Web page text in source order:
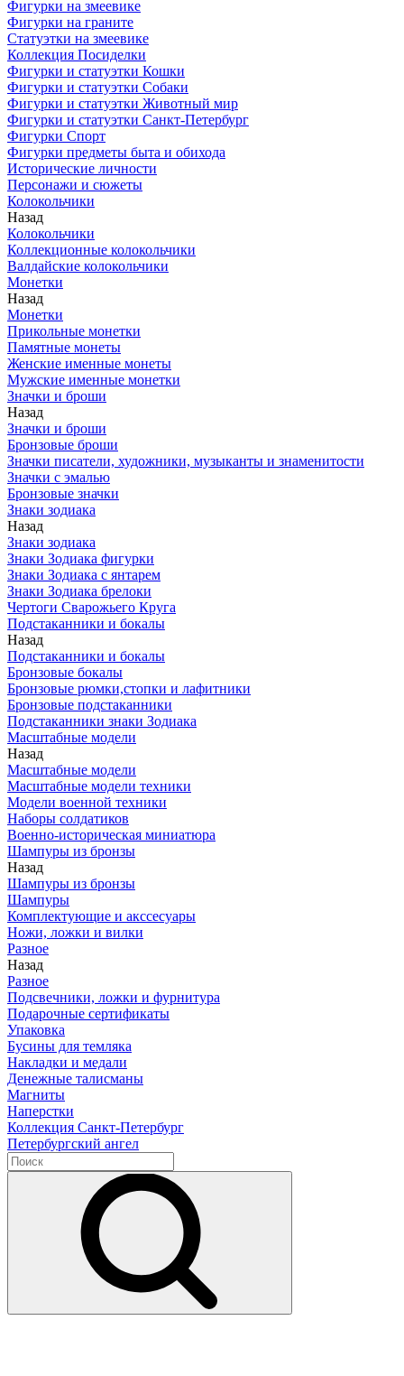
Фигурки на змеевике
Фигурки на граните
Статуэтки на змеевике
Коллекция Посиделки
Фигурки и статуэтки Кошки
Фигурки и статуэтки Собаки
Фигурки и статуэтки Животный мир
Фигурки и статуэтки Санкт-Петербург
Фигурки Спорт
Фигурки предметы быта и обихода
Исторические личности
Персонажи и сюжеты
Колокольчики
Назад
Колокольчики
Коллекционные колокольчики
Валдайские колокольчики
Монетки
Назад
Монетки
Прикольные монетки
Памятные монеты
Женские именные монеты
Мужские именные монетки
Значки и броши
Назад
Значки и броши
Бронзовые броши
Значки писатели, художники, музыканты и знаменитости
Значки с эмалью
Бронзовые значки
Знаки зодиака
Назад
Знаки зодиака
Знаки Зодиака фигурки
Знаки Зодиака с янтарем
Знаки Зодиака брелоки
Чертоги Сварожьего Круга
Подстаканники и бокалы
Назад
Подстаканники и бокалы
Бронзовые бокалы
Бронзовые рюмки,стопки и лафитники
Бронзовые подстаканники
Подстаканники знаки Зодиака
Масштабные модели
Назад
Масштабные модели
Масштабные модели техники
Модели военной техники
Наборы солдатиков
Военно-историческая миниатюра
Шампуры из бронзы
Назад
Шампуры из бронзы
Шампуры
Комплектующие и акссесуары
Ножи, ложки и вилки
Разное
Назад
Разное
Подсвечники, ложки и фурнитура
Подарочные сертификаты
Упаковка
Бусины для темляка
Накладки и медали
Денежные талисманы
Магниты
Наперстки
Коллекция Санкт-Петербург
Петербургский ангел